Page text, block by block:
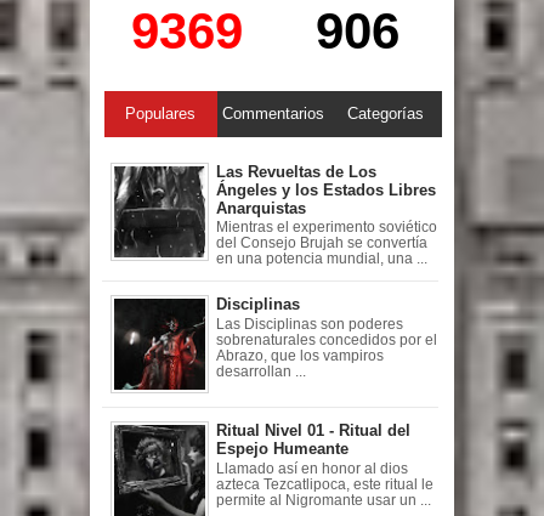
9369 906
Populares Commentarios Categorías
Las Revueltas de Los
Ángeles y los Estados Libres
Anarquistas
Mientras el experimento soviético
del Consejo Brujah se convertía
en una potencia mundial, una ...
Disciplinas
Las Disciplinas son poderes
sobrenaturales concedidos por el
Abrazo, que los vampiros
desarrollan ...
Ritual Nivel 01 - Ritual del
Espejo Humeante
Llamado así en honor al dios
azteca Tezcatlipoca, este ritual le
permite al Nigromante usar un ...